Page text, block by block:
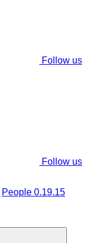
Follow us
Follow us
People 0.19.15